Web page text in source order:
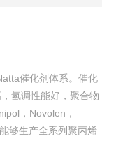
催化剂体系。催化
氢调性能好，聚合物
，Novolen，
够生产全系列聚丙烯